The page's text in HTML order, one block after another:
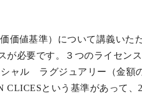
価値基準）について講義いた
必要です。３つのライセン
ル ラグジュアリー（金額
という基準があって、